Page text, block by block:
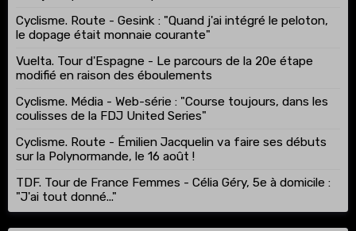
Cyclisme. Route - Gesink : "Quand j'ai intégré le peloton,
le dopage était monnaie courante"
Vuelta. Tour d'Espagne - Le parcours de la 20e étape
modifié en raison des éboulements
Cyclisme. Média - Web-série : "Course toujours, dans les
coulisses de la FDJ United Series"
Cyclisme. Route - Émilien Jacquelin va faire ses débuts
sur la Polynormande, le 16 août !
TDF. Tour de France Femmes - Célia Géry, 5e à domicile :
"J'ai tout donné..."